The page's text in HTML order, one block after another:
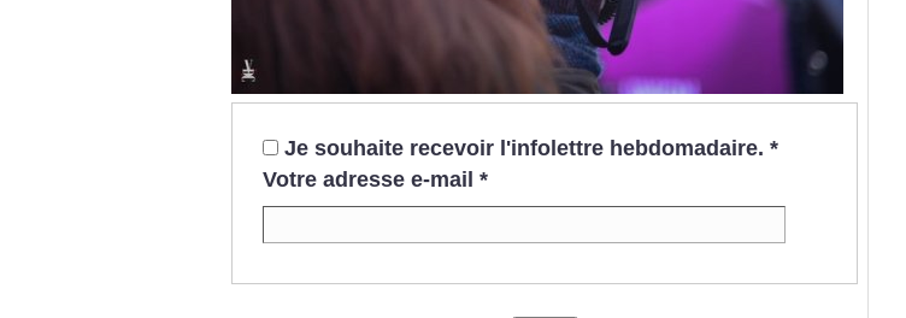
Je souhaite recevoir l'infolettre hebdomadaire. *
Votre adresse e-mail *